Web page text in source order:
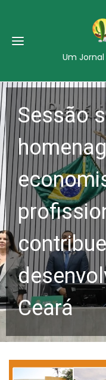
Um
Sessão
Ceará